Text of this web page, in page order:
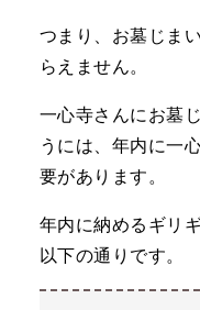
つまり、お墓じま
らえません。
一心寺さんにお墓
うには、年内に一
要があります。
年内に納めるギリ
以下の通りです。